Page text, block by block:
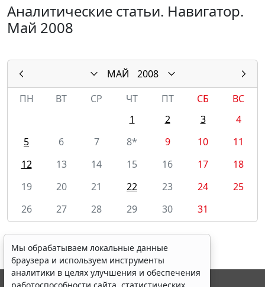
Аналитические статьи. Навигатор.
Май 2008
МАЙ
2008
ПН
ВТ СР ЧТ ПТ СБ
ВС
1
2 3
4
5
6 7 8* 9 10
11
12
13 14 15 16 17
18
19
20 21 22 23 24
25
26
27 28 29 30 31
Мы обрабатываем локальные данные
браузера и используем инструменты
аналитики в целях улучшения и обеспечения